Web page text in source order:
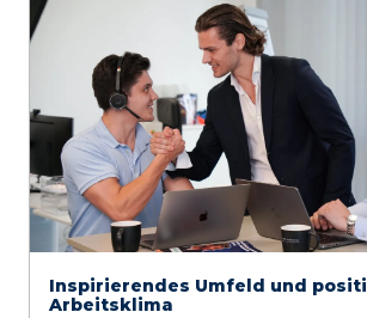
Inspirierendes Umfeld und
Arbeitsklima